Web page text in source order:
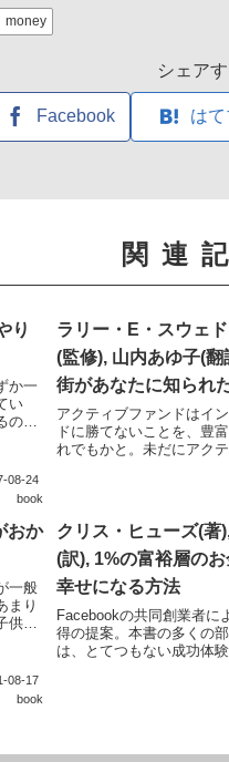
money
シェア
Facebook は
関連
り
か一
い
の
08-24
book
ラリー・E・スウェ
(監修), 山内あゆ子(翻
街があなたに知られ
アクティブファンドはイ
ドに勝てないことを、豊
れでもかと。未だにアク
だきたい。実際のインデ
運用についての注意点も
る。特に、税...
おか
一般
まり
向
08-17
book
クリス・ヒューズ(著
(訳), 1%の富裕層の
幸せになる方法
Facebookの共同創業者に
得の提案。本書の多くの
は、とてつもない成功体験
生まれた著者は、マーク
のルームメイトになると